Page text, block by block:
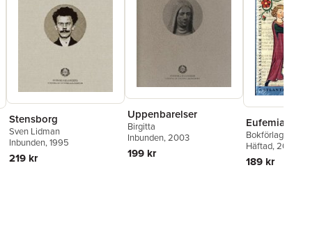
Stensborg
Sven Lidman
Inbunden, 1995
219 kr
Uppenbarelser
Birgitta
Inbunden, 2003
199 kr
Bokförlaget
Häftad, 2020
189 kr